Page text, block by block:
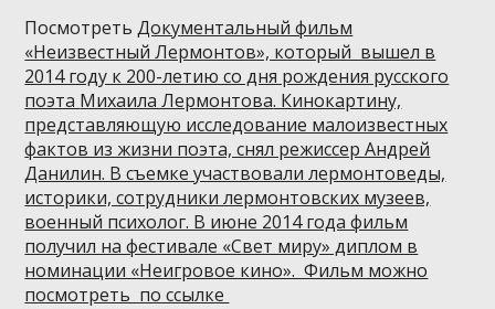
ПосмотретьДокументальный фильм
«Неизвестный Лермонтов», который вышел в
2014 году к 200-летию со дня рождения русского
поэта Михаила Лермонтова. Кинокартину,
представляющую исследование малоизвестных
фактов из жизни поэта, снял режиссер Андрей
Данилин. В съемке участвовали лермонтоведы,
историки, сотрудники лермонтовских музеев,
военный психолог. В июне 2014 года фильм
получил на фестивале «Свет миру» диплом в
номинации «Неигровое кино». Фильм можно
посмотреть по ссылке